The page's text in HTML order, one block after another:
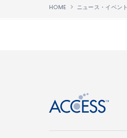
HOME ニュース・イベント